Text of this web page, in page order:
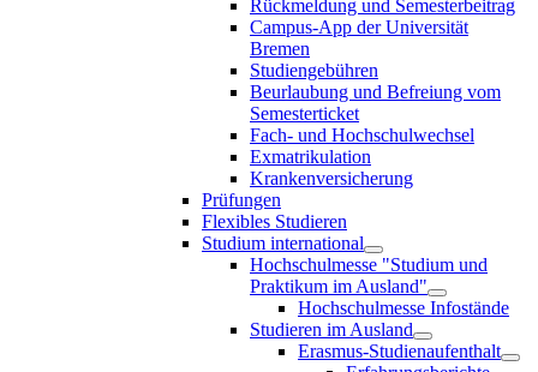
Rückmeldung und Semesterbeitrag
Campus-App der Universität
Bremen
Studiengebühren
Beurlaubung und Befreiung vom
Semesterticket
Fach- und Hochschulwechsel
Exmatrikulation
Krankenversicherung
Prüfungen
Flexibles Studieren
Studium international
Hochschulmesse "Studium und
Praktikum im Ausland"
Hochschulmesse Infostände
Studieren im Ausland
Erasmus-Studienaufenthalt